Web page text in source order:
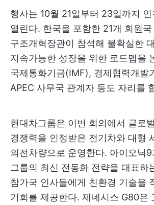
행사는 10월 21일부터 23일까지
열린다. 한국을 포함한 21개 회원
구조개혁장관이 참석해 불확실한
지속가능한 성장을 위한 로드맵을
국제통화기금(IMF), 경제협력개발
APEC 사무국 관계자 등도 자리를
현대차그룹은 이번 회의에서 글로
경쟁력을 인정받은 전기차와 대형
의전차량으로 운영한다. 아이오닉
그룹의 최신 전동화 전략을 대표하
참가국 인사들에게 친환경 기술을
기회를 제공한다. 제네시스 G80은